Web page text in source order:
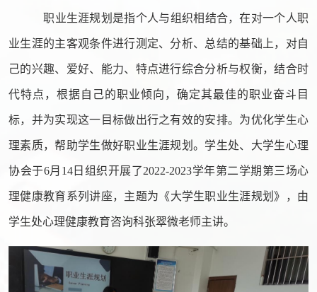
职业生涯规划是指个人与组织相结合，在对一个人职
业生涯的主客观条件进行测定、分析、总结的基础上，对自
己的兴趣、爱好、能力、特点进行综合分析与权衡，结合时
代特点，根据自己的职业倾向，确定其最佳的职业奋斗目
标，并为实现这一目标做出行之有效的安排。为优化学生心
理素质，帮助学生做好职业生涯规划。学生处、 大学生心理
协会于6月14日 组织开展了2022-2023学年第二学期第三场心
理健康教育系列讲座，主题为《大学生职业生涯规划 》，由
学生处心理健康教育咨询科张翠微老师主讲。